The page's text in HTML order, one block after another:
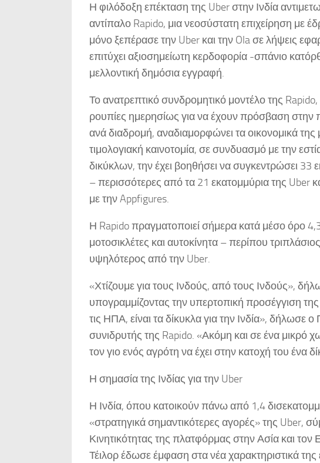
Η φιλόδοξη επέκταση της Uber στην Ινδία
αντίπαλο Rapido, μια νεοσύστατη επιχείρηση με
μόνο ξεπέρασε την Uber και την Ola σε λήψεις
επιτύχει αξιοσημείωτη κερδοφορία -σπάνιο
μελλοντική δημόσια εγγραφή.
Το ανατρεπτικό συνδρομητικό μοντέλο της
ρουπίες ημερησίως για να έχουν πρόσβαση στην
ανά διαδρομή, αναδιαμορφώνει τα οικονομικά
τιμολογιακή καινοτομία, σε συνδυασμό με την
δικύκλων, την έχει βοηθήσει να συγκεντρώσει
– περισσότερες από τα 21 εκατομμύρια της Uber
με την Appfigures.
Η Rapido πραγματοποιεί σήμερα κατά μέσο όρο
μοτοσικλέτες και αυτοκίνητα – περίπου
υψηλότερος από την Uber.
«Χτίζουμε για τους Ινδούς, από τους Ινδούς»,
υπογραμμίζοντας την υπερτοπική προσέγγιση της
τις ΗΠΑ, είναι τα δίκυκλα για την Ινδία», δήλωσε
συνιδρυτής της Rapido. «Ακόμη και σε ένα μικρό
τον γιο ενός αγρότη να έχει στην κατοχή του ένα
Η σημασία της Ινδίας για την Uber
Η Ινδία, όπου κατοικούν πάνω από 1,4
«στρατηγικά σημαντικότερες αγορές» της Uber,
Κινητικότητας της πλατφόρμας στην Ασία και
Τέιλορ έδωσε έμφαση στα νέα χαρακτηριστικά